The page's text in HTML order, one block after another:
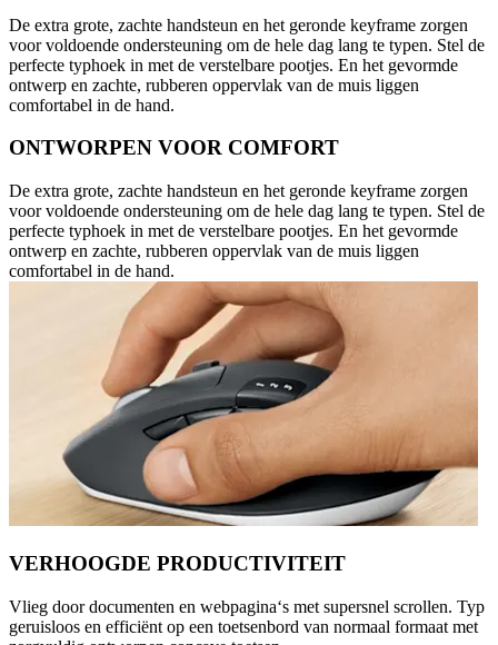
De extra grote, zachte handsteun en het geronde keyframe zorgen
voor voldoende ondersteuning om de hele dag lang te typen. Stel de
perfecte typhoek in met de verstelbare pootjes. En het gevormde
ontwerp en zachte, rubberen oppervlak van de muis liggen
comfortabel in de hand.
ONTWORPEN VOOR COMFORT
De extra grote, zachte handsteun en het geronde keyframe zorgen
voor voldoende ondersteuning om de hele dag lang te typen. Stel de
perfecte typhoek in met de verstelbare pootjes. En het gevormde
ontwerp en zachte, rubberen oppervlak van de muis liggen
comfortabel in de hand.
VERHOOGDE PRODUCTIVITEIT
Vlieg door documenten en webpagina‘s met supersnel scrollen. Typ
geruisloos en efficiënt op een toetsenbord van normaal formaat met